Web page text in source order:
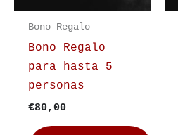
Bono Regalo
Bono Regalo
para hasta 5
personas
€80,00Rango